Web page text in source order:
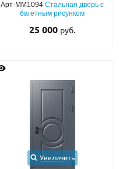
Арт-ММ1094Стальная дверь с
багетным рисунком
25 000 руб.
Увеличить